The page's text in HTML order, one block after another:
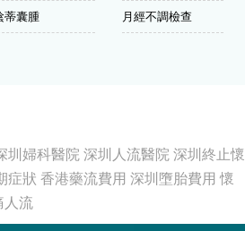
蒂囊腫
月經不調檢查
圳婦科醫院深圳人流醫院深圳終止懷
症狀 香港藥流費用 深圳墮胎費用 懷
人流